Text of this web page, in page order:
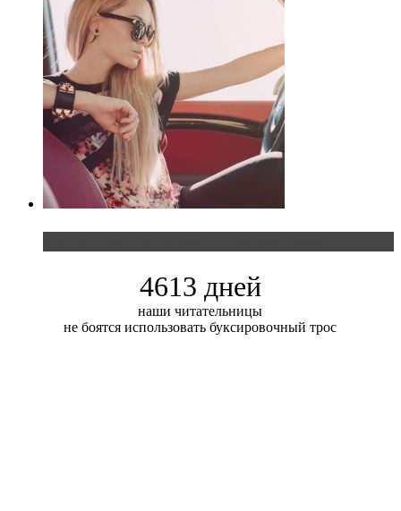
4613 дней
наши читательницы
не боятся использовать буксировочный трос